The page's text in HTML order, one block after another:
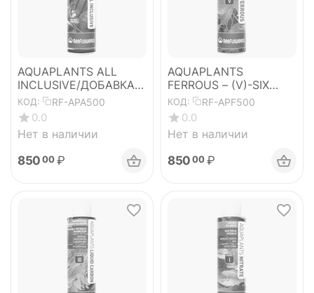
AQUAPLANTS ALL
INCLUSIVE/ДОБАВКА
ДЛЯ АКВАСКЕЙПА
«ВСЁ
ВКЛЮЧЕНО»-500мл
КОД: RF-APA500
0.0
Нет в наличии
850 00 ₽
AQUAPLANTS
FERROUS – (V)-SIX
SOLUTIONS
КОД: RF-APF500
0.0
Нет в наличии
850 00 ₽